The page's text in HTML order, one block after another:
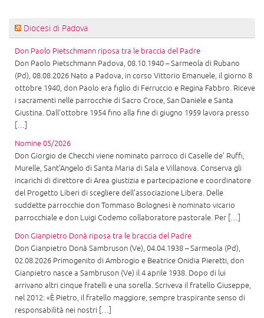
Diocesi di Padova
Don Paolo Pietschmann riposa tra le braccia del Padre
Don Paolo Pietschmann Padova, 08.10.1940 – Sarmeola di Rubano
(Pd), 08.08.2026 Nato a Padova, in corso Vittorio Emanuele, il giorno 8
ottobre 1940, don Paolo era figlio di Ferruccio e Regina Fabbro. Riceve
i sacramenti nelle parrocchie di Sacro Croce, San Daniele e Santa
Giustina. Dall’ottobre 1954 fino alla fine di giugno 1959 lavora presso
[…]
Nomine 05/2026
Don Giorgio de Checchi viene nominato parroco di Caselle de’ Ruffi,
Murelle, Sant’Angelo di Santa Maria di Sala e Villanova. Conserva gli
incarichi di direttore di Area giustizia e partecipazione e coordinatore
del Progetto Liberi di scegliere dell’associazione Libera. Delle
suddette parrocchie don Tommaso Bolognesi è nominato vicario
parrocchiale e don Luigi Codemo collaboratore pastorale. Per […]
Don Gianpietro Donà riposa tra le braccia del Padre
Don Gianpietro Donà Sambruson (Ve), 04.04.1938 – Sarmeola (Pd),
02.08.2026 Primogenito di Ambrogio e Beatrice Onidia Pieretti, don
Gianpietro nasce a Sambruson (Ve) il 4 aprile 1938. Dopo di lui
arrivano altri cinque fratelli e una sorella. Scriveva il fratello Giuseppe,
nel 2012: «È Pietro, il fratello maggiore, sempre traspirante senso di
responsabilità nei nostri […]